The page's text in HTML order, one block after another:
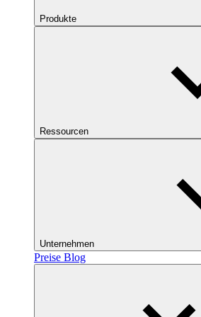
Produkte
Ressourcen
Unternehmen
Preise Blog